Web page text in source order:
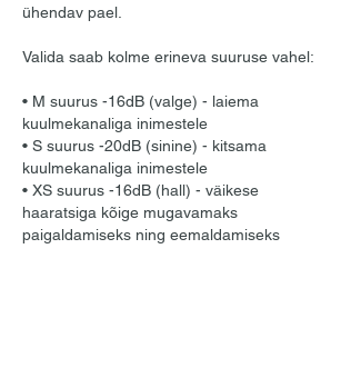
ühendav pael.
Valida saab kolme erineva suuruse vahel:
• M suurus -16dB (valge) - laiema
kuulmekanaliga inimestele
• S suurus -20dB (sinine) - kitsama
kuulmekanaliga inimestele
• XS suurus -16dB (hall) - väikese
haaratsiga kõige mugavamaks
paigaldamiseks ning eemaldamiseks